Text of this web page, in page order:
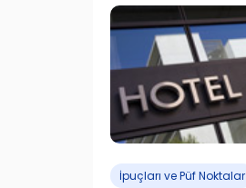
İpuçları ve Püf Noktalar